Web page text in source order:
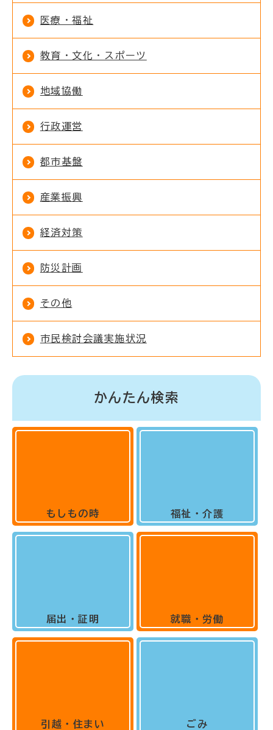
医療・福祉
教育・文化・スポーツ
地域協働
行政運営
都市基盤
産業振興
経済対策
防災計画
その他
市民検討会議実施状況
かんたん検索
もしもの時
届出・証明
引越・住まい
福祉・介護
就職・労働
ごみ